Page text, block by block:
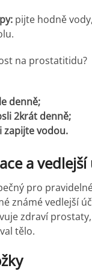
pijte hodně
na prostatitidu?
denně;
2krát denně;
zapijte vodou.
a
pro
známé vedlejší
zdraví
tělo.